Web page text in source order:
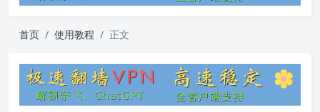
首页 使用教程 正文